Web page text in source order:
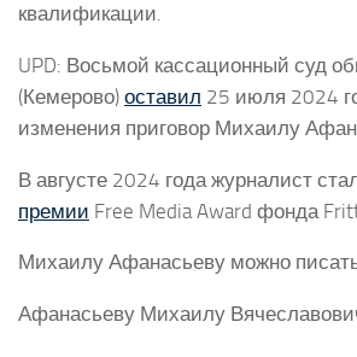
квалификации.
UPD: Восьмой кассационный суд
(Кемерово) оставил 25 июля 2024
изменения приговор Михаилу
В августе 2024 года журналист
премии Free Media Award фонда
Михаилу Афанасьеву можно
Афанасьеву Михаилу